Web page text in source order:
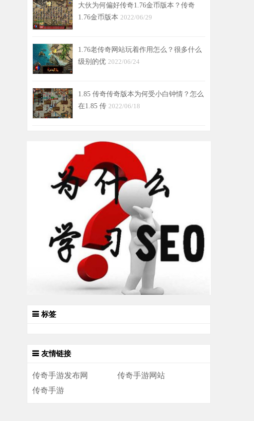
大伙为何偏好传奇1.76金币版本？传奇
1.76金币版本 2022/06/29
1.76老传奇网站玩着作用怎么？很多什么
级别的优 2022/06/24
1.85 传奇传奇版本为何受小白钟情？怎么
在1.85 传 2022/06/18
标签
友情链接
传奇手游发布网
传奇手游网站
传奇手游